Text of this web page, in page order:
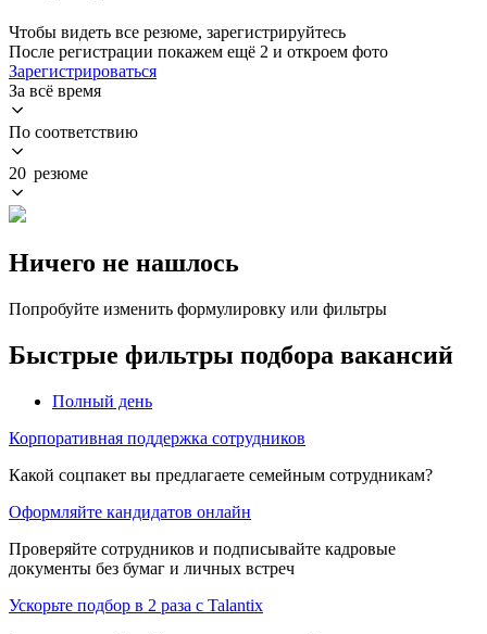
Чтобы видеть все резюме, зарегистрируйтесь
После регистрации покажем ещё 2 и откроем фото
Зарегистрироваться
За всё время
По соответствию
20 резюме
Ничего не нашлось
Попробуйте изменить формулировку или фильтры
Быстрые фильтры подбора вакансий
Полный день
Корпоративная поддержка сотрудников
Какой соцпакет вы предлагаете семейным сотрудникам?
Оформляйте кандидатов онлайн
Проверяйте сотрудников и подписывайте кадровые
документы без бумаг и личных встреч
Ускорьте подбор в 2 раза с Talantix